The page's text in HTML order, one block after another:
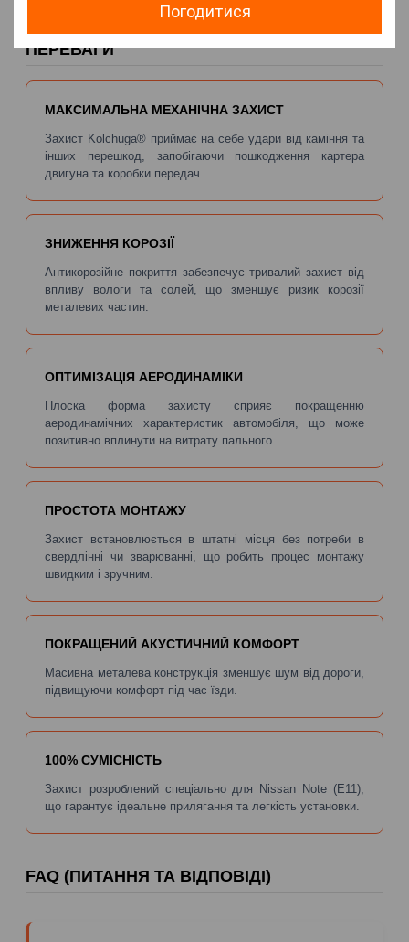
Погодитися
ПЕРЕВАГИ
МАКСИМАЛЬНА МЕХАНІЧНА ЗАХИСТ
Захист Kolchuga® приймає на себе удари від каміння та
інших перешкод, запобігаючи пошкодження картера
двигуна та коробки передач.
ЗНИЖЕННЯ КОРОЗІЇ
Антикорозійне покриття забезпечує тривалий захист від
впливу вологи та солей, що зменшує ризик корозії
металевих частин.
ОПТИМІЗАЦІЯ АЕРОДИНАМІКИ
Плоска форма захисту сприяє покращенню
аеродинамічних характеристик автомобіля, що може
позитивно вплинути на витрату пального.
ПРОСТОТА МОНТАЖУ
Захист встановлюється в штатні місця без потреби в
свердлінні чи зварюванні, що робить процес монтажу
швидким і зручним.
ПОКРАЩЕНИЙ АКУСТИЧНИЙ КОМФОРТ
Масивна металева конструкція зменшує шум від дороги,
підвищуючи комфорт під час їзди.
100% СУМІСНІСТЬ
Захист розроблений спеціально для Nissan Note (E11),
що гарантує ідеальне прилягання та легкість установки.
FAQ (ПИТАННЯ ТА ВІДПОВІДІ)